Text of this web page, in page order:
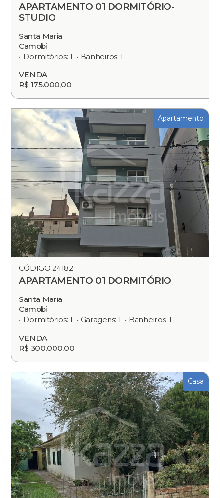
APARTAMENTO 01 DORMITÓRIO-
STUDIO
Santa Maria
Camobi
Dormitórios: 1
Banheiros: 1
VENDA
R$ 175.000,00
Apartamento
CÓDIGO 24182
APARTAMENTO 01 DORMITÓRIO
Santa Maria
Camobi
Dormitórios: 1
Garagens: 1
Banheiros: 1
VENDA
R$ 300.000,00
Casa